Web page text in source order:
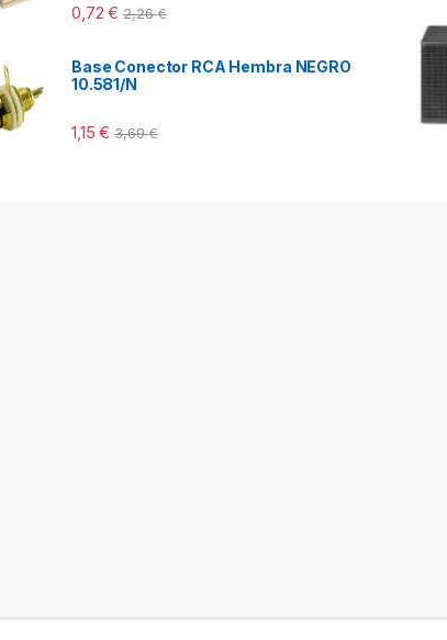
0,72€ 2,26€
Base Conector RCA Hembra NEGRO
10.581/N
1,15€ 3,69€